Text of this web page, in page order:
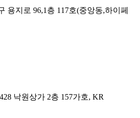
용지로 96,1층 117호(중앙동,하이페
낙원상가 2층 157가호, KR